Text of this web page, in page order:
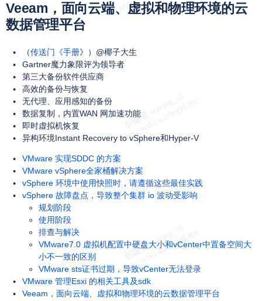
Veeam，面向云端、虚拟和物理环境的云
数据管理平台
（传送门《手册》）@椰子大生
Gartner魔力象限评为领导者
第三大备份软件供应商
高效的备份与恢复
无代理、应用感知的备份
数据复制，内置WAN 网加速功能
即时虚拟机恢复
异构环境Instant Recovery to vSphere和Hyper-V
VMware 实现SDDC 的方案
VMware vSphere全家桶解决方案
vSphere 环境中使用快照时，请遵循这些最佳实践
vSphere 故障盘点，导致整个集群 io 波动受影响
规划阶段
使用阶段
排查与解决
VMware7.0 虚拟机配置中硬盘大小和vCenter中置备空间大
小不一致的区别
VMware sts证书过期，导致vCenter无法登录
VMware 管理Esxi 的相关工具及sdk
Veeam，面向云端、虚拟和物理环境的云数据管理平台